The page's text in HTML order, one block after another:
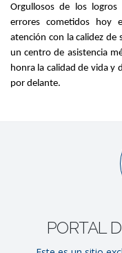
Orgullosos de los
errores cometidos hoy
atención con la calidez
un centro de asistencia
honra la calidad de vida y
por delante.
PORTAL